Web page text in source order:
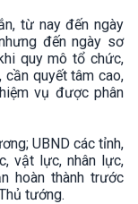
từ nay đến ngày
đến ngày sơ
quy mô tổ chức,
quyết tâm cao,
vụ được phân
UBND các tỉnh,
vật lực, nhân lực,
hoàn thành trước
tướng.